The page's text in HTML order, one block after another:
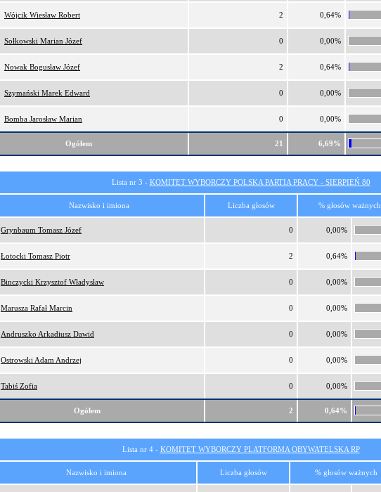
Wójcik Wiesław Robert 2 0,64%
Sołkowski Marian Józef 0 0,00%
Nowak Bogusław Józef 2 0,64%
Szymański Marek Edward 0 0,00%
Bomba Jarosław Marian 0 0,00%
Ogółem 21 6,69%
Lista nr 3 - KOMITET WYBORCZY POLSKA PARTIA PRACY - SIERPIEŃ 80
Nazwisko i imiona Liczba głosów % głosów ważnych
Grynbaum Tomasz Józef 0 0,00%
Łotocki Tomasz Piotr 2 0,64%
Binczycki Krzysztof Władysław 0 0,00%
Marusza Rafał Marcin 0 0,00%
Andruszko Arkadiusz Dawid 0 0,00%
Ostrowski Adam Andrzej 0 0,00%
Tabiś Zofia 0 0,00%
Ogółem 2 0,64%
Lista nr 4 - KOMITET WYBORCZY PLATFORMA OBYWATELSKA RP
Nazwisko i imiona Liczba głosów % głosów ważnych